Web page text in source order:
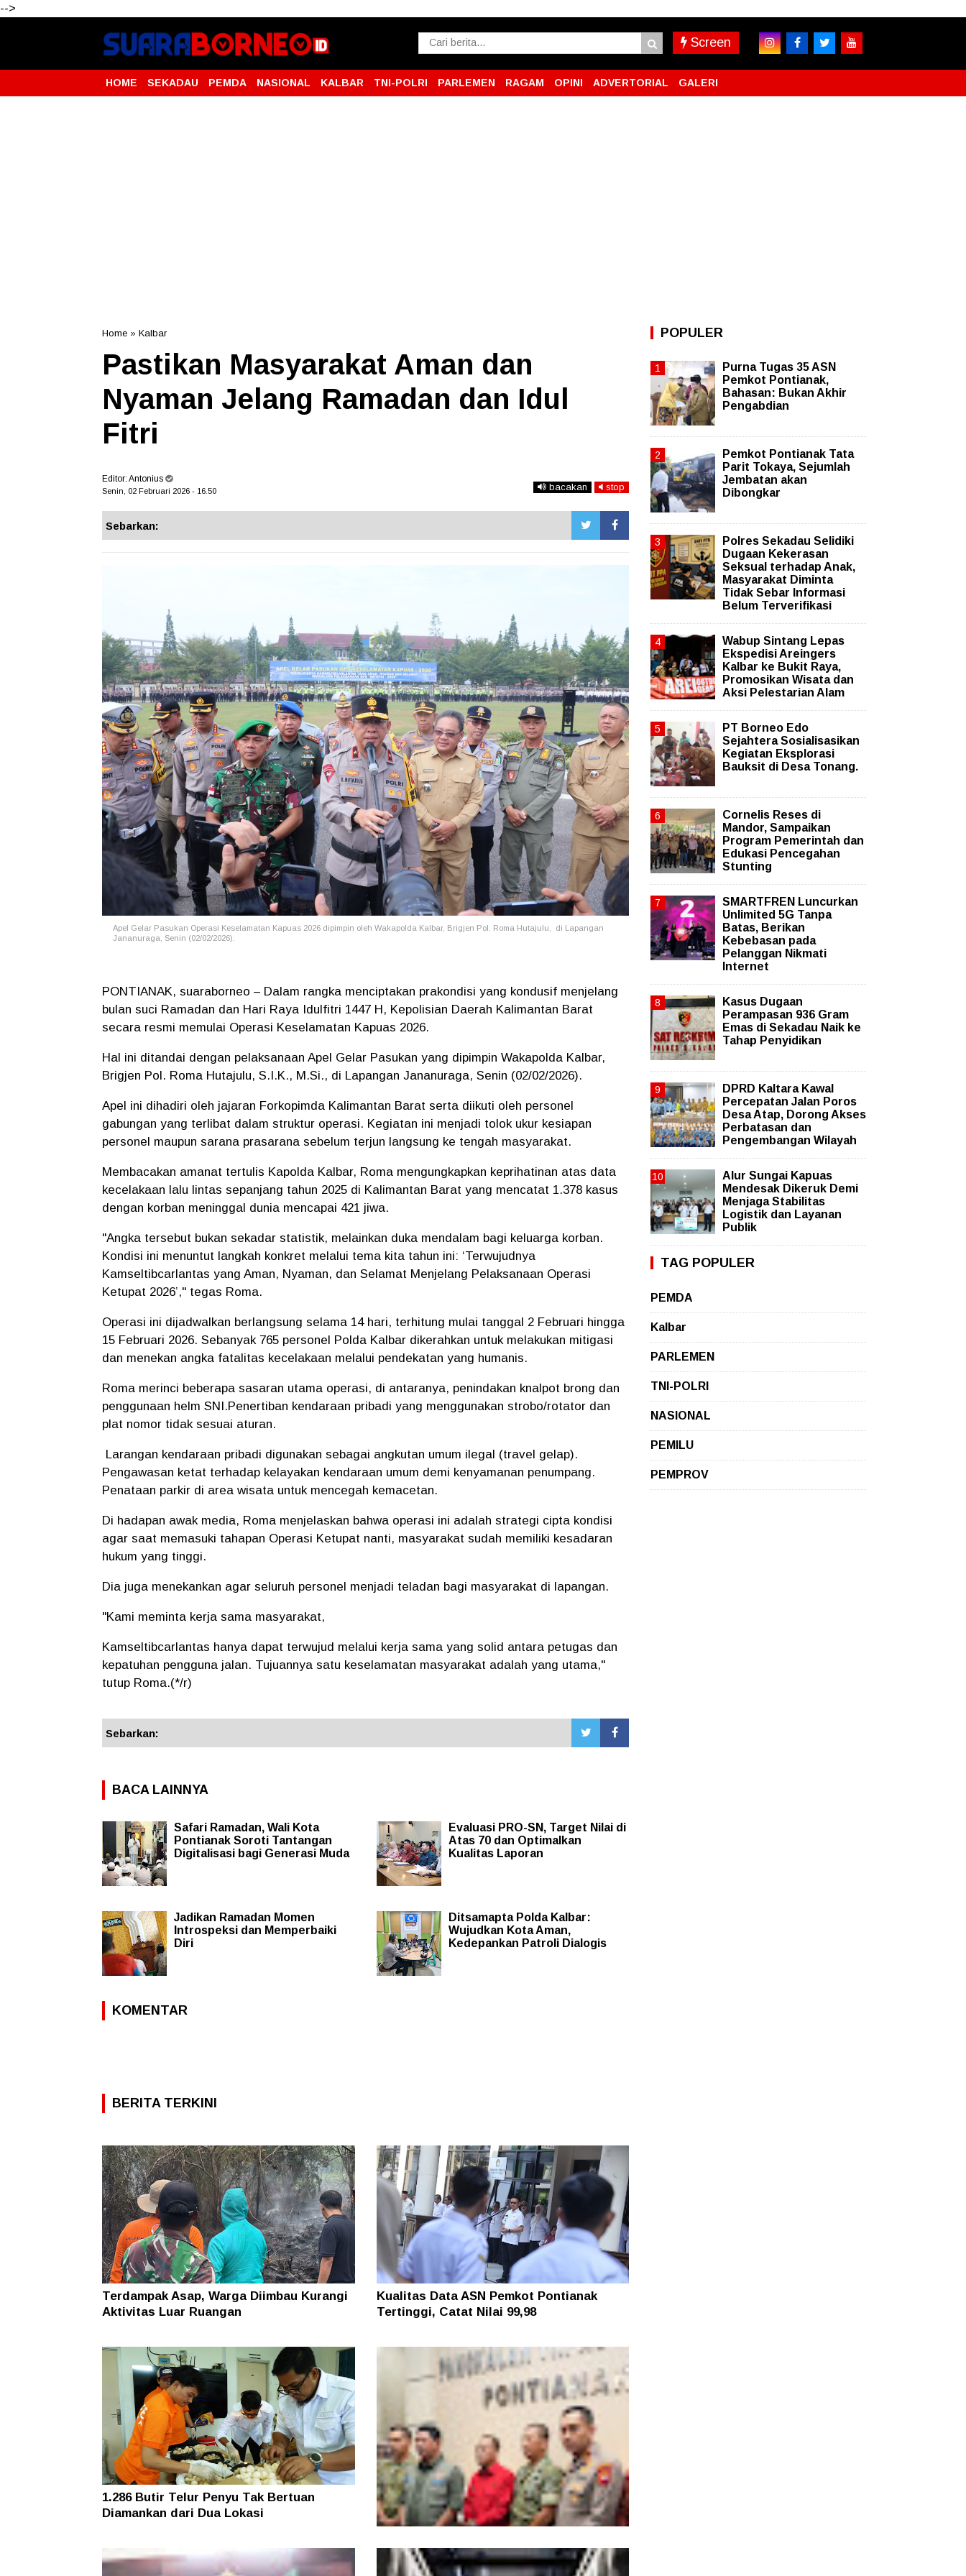
-->
Screen
HOME SEKADAU PEMDA NASIONAL KALBAR TNI-POLRI PARLEMEN RAGAM OPINI ADVERTORIAL GALERI
Home » Kalbar
Pastikan Masyarakat Aman dan
Nyaman Jelang Ramadan dan Idul
Fitri
Editor: Antonius
Senin, 02 Februari 2026 - 16.50 bacakan stop
Sebarkan:
Apel Gelar Pasukan Operasi Keselamatan Kapuas 2026 dipimpin oleh Wakapolda Kalbar, Brigjen Pol. Roma Hutajulu, di Lapangan
Jananuraga, Senin (02/02/2026).
PONTIANAK, suaraborneo – Dalam rangka menciptakan prakondisi yang kondusif menjelang
bulan suci Ramadan dan Hari Raya Idulfitri 1447 H, Kepolisian Daerah Kalimantan Barat
secara resmi memulai Operasi Keselamatan Kapuas 2026.
Hal ini ditandai dengan pelaksanaan Apel Gelar Pasukan yang dipimpin Wakapolda Kalbar,
Brigjen Pol. Roma Hutajulu, S.I.K., M.Si., di Lapangan Jananuraga, Senin (02/02/2026).
Apel ini dihadiri oleh jajaran Forkopimda Kalimantan Barat serta diikuti oleh personel
gabungan yang terlibat dalam struktur operasi. Kegiatan ini menjadi tolok ukur kesiapan
personel maupun sarana prasarana sebelum terjun langsung ke tengah masyarakat.
Membacakan amanat tertulis Kapolda Kalbar, Roma mengungkapkan keprihatinan atas data
kecelakaan lalu lintas sepanjang tahun 2025 di Kalimantan Barat yang mencatat 1.378 kasus
dengan korban meninggal dunia mencapai 421 jiwa.
"Angka tersebut bukan sekadar statistik, melainkan duka mendalam bagi keluarga korban.
Kondisi ini menuntut langkah konkret melalui tema kita tahun ini: ‘Terwujudnya
Kamseltibcarlantas yang Aman, Nyaman, dan Selamat Menjelang Pelaksanaan Operasi
Ketupat 2026’," tegas Roma.
Operasi ini dijadwalkan berlangsung selama 14 hari, terhitung mulai tanggal 2 Februari hingga
15 Februari 2026. Sebanyak 765 personel Polda Kalbar dikerahkan untuk melakukan mitigasi
dan menekan angka fatalitas kecelakaan melalui pendekatan yang humanis.
Roma merinci beberapa sasaran utama operasi, di antaranya, penindakan knalpot brong dan
penggunaan helm SNI.Penertiban kendaraan pribadi yang menggunakan strobo/rotator dan
plat nomor tidak sesuai aturan.
Larangan kendaraan pribadi digunakan sebagai angkutan umum ilegal (travel gelap).
Pengawasan ketat terhadap kelayakan kendaraan umum demi kenyamanan penumpang.
Penataan parkir di area wisata untuk mencegah kemacetan.
Di hadapan awak media, Roma menjelaskan bahwa operasi ini adalah strategi cipta kondisi
agar saat memasuki tahapan Operasi Ketupat nanti, masyarakat sudah memiliki kesadaran
hukum yang tinggi.
Dia juga menekankan agar seluruh personel menjadi teladan bagi masyarakat di lapangan.
"Kami meminta kerja sama masyarakat,
Kamseltibcarlantas hanya dapat terwujud melalui kerja sama yang solid antara petugas dan
kepatuhan pengguna jalan. Tujuannya satu keselamatan masyarakat adalah yang utama,"
tutup Roma.(*/r)
Sebarkan:
BACA LAINNYA
Safari Ramadan, Wali Kota
Pontianak Soroti Tantangan
Digitalisasi bagi Generasi Muda
Evaluasi PRO-SN, Target Nilai di
Atas 70 dan Optimalkan
Kualitas Laporan
Jadikan Ramadan Momen
Introspeksi dan Memperbaiki
Diri
Ditsamapta Polda Kalbar:
Wujudkan Kota Aman,
Kedepankan Patroli Dialogis
KOMENTAR
BERITA TERKINI
Terdampak Asap, Warga Diimbau Kurangi
Aktivitas Luar Ruangan
Kualitas Data ASN Pemkot Pontianak
Tertinggi, Catat Nilai 99,98
1.286 Butir Telur Penyu Tak Bertuan
Diamankan dari Dua Lokasi
POPULER
Purna Tugas 35 ASN
Pemkot Pontianak,
Bahasan: Bukan Akhir
Pengabdian
Pemkot Pontianak Tata
Parit Tokaya, Sejumlah
Jembatan akan
Dibongkar
Polres Sekadau Selidiki
Dugaan Kekerasan
Seksual terhadap Anak,
Masyarakat Diminta
Tidak Sebar Informasi
Belum Terverifikasi
Wabup Sintang Lepas
Ekspedisi Areingers
Kalbar ke Bukit Raya,
Promosikan Wisata dan
Aksi Pelestarian Alam
PT Borneo Edo
Sejahtera Sosialisasikan
Kegiatan Eksplorasi
Bauksit di Desa Tonang.
Cornelis Reses di
Mandor, Sampaikan
Program Pemerintah dan
Edukasi Pencegahan
Stunting
SMARTFREN Luncurkan
Unlimited 5G Tanpa
Batas, Berikan
Kebebasan pada
Pelanggan Nikmati
Internet
Kasus Dugaan
Perampasan 936 Gram
Emas di Sekadau Naik ke
Tahap Penyidikan
DPRD Kaltara Kawal
Percepatan Jalan Poros
Desa Atap, Dorong Akses
Perbatasan dan
Pengembangan Wilayah
Alur Sungai Kapuas
Mendesak Dikeruk Demi
Menjaga Stabilitas
Logistik dan Layanan
Publik
TAG POPULER
PEMDA
Kalbar
PARLEMEN
TNI-POLRI
NASIONAL
PEMILU
PEMPROV